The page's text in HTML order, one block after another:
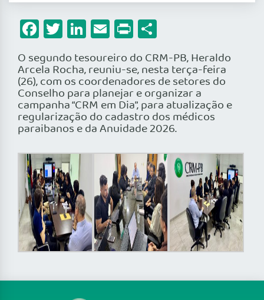
Facebook
Twitter
LinkedIn
Email
Print
O segundo tesoureiro do CRM-PB, Heraldo
Arcela Rocha, reuniu-se, nesta terça-feira
(26), com os coordenadores de setores do
Conselho para planejar e organizar a
campanha “CRM em Dia”, para atualização e
regularização do cadastro dos médicos
paraibanos e da Anuidade 2026.